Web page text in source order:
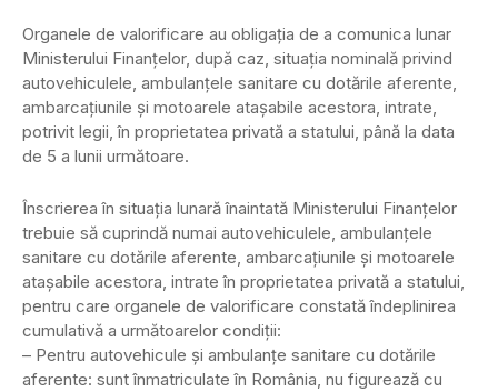
Organele de valorificare au obligaţia de a comunica lunar
Ministerului Finanţelor, după caz, situaţia nominală privind
autovehiculele, ambulanţele sanitare cu dotările aferente,
ambarcaţiunile şi motoarele ataşabile acestora, intrate,
potrivit legii, în proprietatea privată a statului, până la data
de 5 a lunii următoare.
Înscrierea în situaţia lunară înaintată Ministerului Finanţelor
trebuie să cuprindă numai autovehiculele, ambulanţele
sanitare cu dotările aferente, ambarcaţiunile şi motoarele
ataşabile acestora, intrate în proprietatea privată a statului,
pentru care organele de valorificare constată îndeplinirea
cumulativă a următoarelor condiţii:
– Pentru autovehicule şi ambulanţe sanitare cu dotările
aferente: sunt înmatriculate în România, nu figurează cu